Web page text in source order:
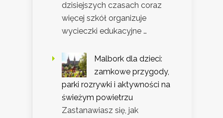
dzisiejszych czasach coraz
więcej szkół organizuje
wycieczki edukacyjne …
Malbork dla dzieci:
zamkowe przygody,
parki rozrywki i aktywności na
świeżym powietrzu
Zastanawiasz się, jak